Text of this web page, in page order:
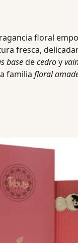
floral
fresca,
basedecedroy
familia floral